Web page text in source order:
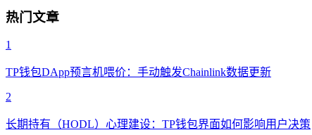
热门文章
1
TP钱包DApp预言机喂价：手动触发Chainlink数据更新
2
长期持有（HODL）心理建设：TP钱包界面如何影响用户决策